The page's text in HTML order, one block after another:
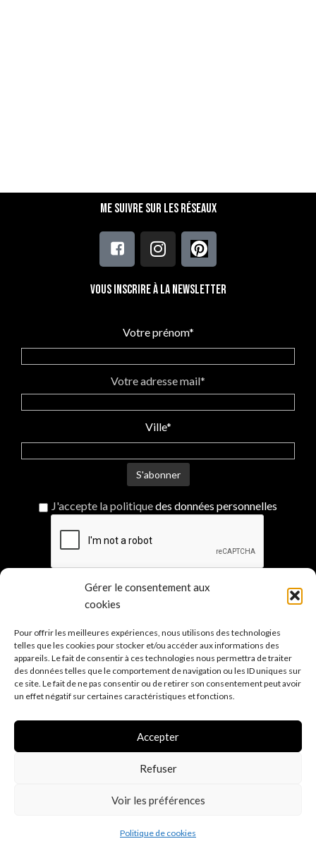
Gérer le consentement aux
cookies
Pour offrir les meilleures expériences, nous utilisons des technologies
telles que les cookies pour stocker et/ou accéder aux informations des
appareils. Le fait de consentir à ces technologies nous permettra de traiter
des données telles que le comportement de navigation ou les ID uniques sur
ce site. Le fait de ne pas consentir ou de retirer son consentement peut avoir
un effet négatif sur certaines caractéristiques et fonctions.
Accepter
Refuser
Voir les préférences
Politique de cookies
Me suivre sur les réseaux
Vous inscrire à la newsletter
Votre prénom*
Votre adresse mail*
Ville*
J'accepte la politiquedes données personnelles
Les points de vente
Sur mesure
Mentions légales
Politique de confidentialité R.G.P.D.